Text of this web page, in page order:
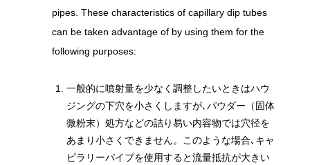
pipes. These characteristics of capillary dip tubes
can be taken advantage of by using them for the
following purposes:
一般的に噴射量を少なく調整したいときはハウ
ジングの下穴を小さくしますが､パウダー（固体
微粉末）処方などの詰り易い内容物では穴径を
あまり小さくできません。このような場合､キャ
ピラリーパイプを使用すると流量抵抗が大きい